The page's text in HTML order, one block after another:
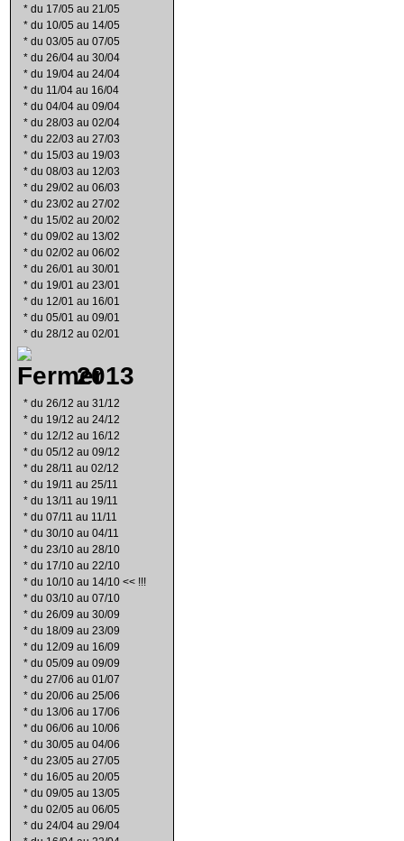
* du 17/05 au 21/05
* du 10/05 au 14/05
* du 03/05 au 07/05
* du 26/04 au 30/04
* du 19/04 au 24/04
* du 11/04 au 16/04
* du 04/04 au 09/04
* du 28/03 au 02/04
* du 22/03 au 27/03
* du 15/03 au 19/03
* du 08/03 au 12/03
* du 29/02 au 06/03
* du 23/02 au 27/02
* du 15/02 au 20/02
* du 09/02 au 13/02
* du 02/02 au 06/02
* du 26/01 au 30/01
* du 19/01 au 23/01
* du 12/01 au 16/01
* du 05/01 au 09/01
* du 28/12 au 02/01
2013
* du 26/12 au 31/12
* du 19/12 au 24/12
* du 12/12 au 16/12
* du 05/12 au 09/12
* du 28/11 au 02/12
* du 19/11 au 25/11
* du 13/11 au 19/11
* du 07/11 au 11/11
* du 30/10 au 04/11
* du 23/10 au 28/10
* du 17/10 au 22/10
* du 10/10 au 14/10 << !!!
* du 03/10 au 07/10
* du 26/09 au 30/09
* du 18/09 au 23/09
* du 12/09 au 16/09
* du 05/09 au 09/09
* du 27/06 au 01/07
* du 20/06 au 25/06
* du 13/06 au 17/06
* du 06/06 au 10/06
* du 30/05 au 04/06
* du 23/05 au 27/05
* du 16/05 au 20/05
* du 09/05 au 13/05
* du 02/05 au 06/05
* du 24/04 au 29/04